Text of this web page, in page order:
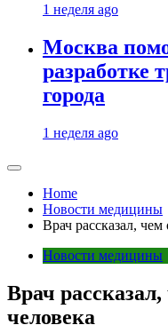
1 неделя ago
Москва
разработке
города
1 неделя ago
Home
Новости медицины
Врач рассказал,
Новости медицины
Врач
человека